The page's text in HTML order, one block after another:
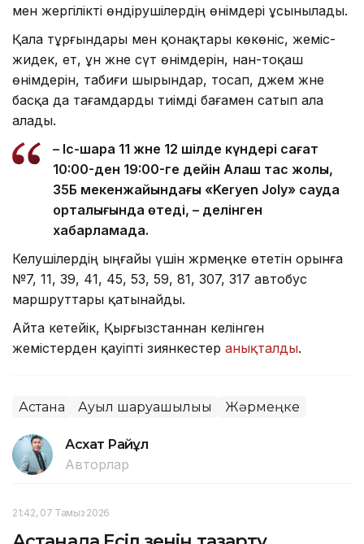
мен жергілікті өндірушілердің өнімдері ұсынылады.
Қала тұрғындары мен қонақтары көкөніс, жеміс-
жидек, ет, ұн және сүт өнімдерін, нан-тоқаш
өнімдерін, табиғи шырындар, тосап, джем және
басқа да тағамдарды тиімді бағамен сатып ала
алады.
– Іс-шара 11 және 12 шілде күндері сағат
10:00-ден 19:00-ге дейін Алаш тас жолы,
35Б мекенжайындағы «Keryen Joly» сауда
орталығында өтеді, – делінген
хабарламада.
Келушілердің ыңғайы үшін жәрмеңке өтетін орынға
№7, 11, 39, 41, 45, 53, 59, 81, 307, 317 автобус
маршруттары қатынайды.
Айта кетейік, Қырғызстаннан әкелінген
жемістерден қауіпті зиянкестер анықталды.
Астана Ауыл шаруашылығы Жәрмеңке
Асхат Райқұл
Авторлар
21:42, 07 Тамыз 2026